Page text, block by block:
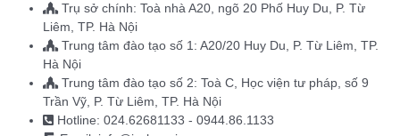
Trụ sở chính: Toà nhà A20, ngõ 20 Phố Huy Du, P. Từ
Liêm, TP. Hà Nội
Trung tâm đào tạo số 1: A20/20 Huy Du, P. Từ Liêm, TP.
Hà Nội
Trung tâm đào tạo số 2: Toà C, Học viện tư pháp, số 9
Trần Vỹ, P. Từ Liêm, TP. Hà Nội
Hotline: 024.62681133 - 0944.86.1133